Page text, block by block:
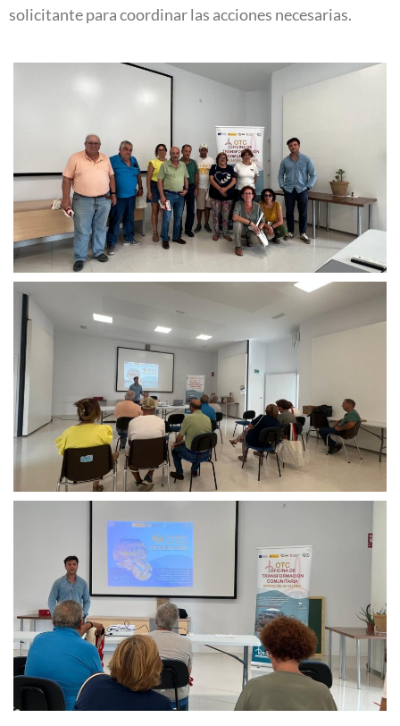
solicitante para coordinar las acciones necesarias.